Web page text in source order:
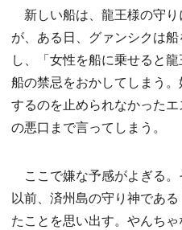
新しい船は、龍王様の守
が、ある日、グァンシクは
し、「女性を船に乗せると
船の禁忌をおかしてしまう
するのを止められなかった
の悪口まで言ってしまう。
ここで嫌な予感がよぎる
以前、済州島の守り神であ
たことを思い出す。やんち